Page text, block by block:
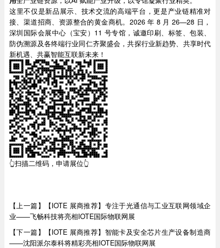
这里不仅是新品展示、技术交流的高端平台，更是产业链精准对
接、渠道招商、资源整合的黄金商机。2026 年 8 月 26—28 日，
深圳国际会展中心（宝安）11 号专馆，诚邀印刷、标签、包装、
防伪溯源及各终端行业同仁齐聚盛会，共探行业新趋势、共享时代
新机遇、共赢智能互联新未来！
👆扫描二维码，申请展位👆
【上一篇】【IOTE 展商推荐】专注于光通信与工业互联网领域企
业——飞畅科技将亮相IOTE国际物联网展
【下一篇】【IOTE 展商推荐】智能卡及安全芯片生产设备制造商
——沈阳派尔泰科将精彩亮相IOTE国际物联网展